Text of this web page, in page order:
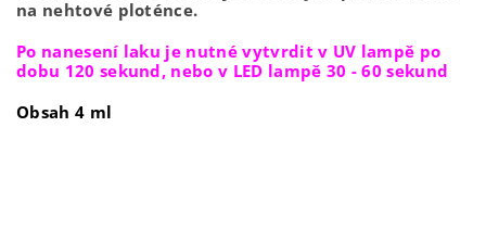
na nehtové ploténce.
Po nanesení laku je nutné vytvrdit v UV lampě po
dobu 120 sekund, nebo v LED lampě 30 - 60 sekund
Obsah 4 ml